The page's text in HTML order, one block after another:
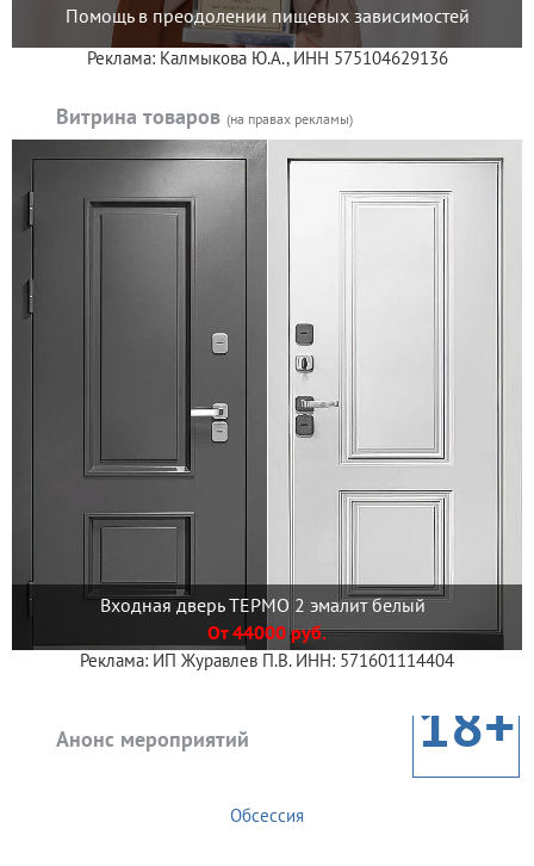
Помощь в преодолении пищевых зависимостей
Реклама: Калмыкова Ю.А., ИНН 575104629136
Витрина товаров (на правах рекламы)
Входная дверь ТЕРМО 2 эмалит белый
От 44000 руб.
Реклама: ИП Журавлев П.В. ИНН: 571601114404
Анонс мероприятий 18+
Обсессия